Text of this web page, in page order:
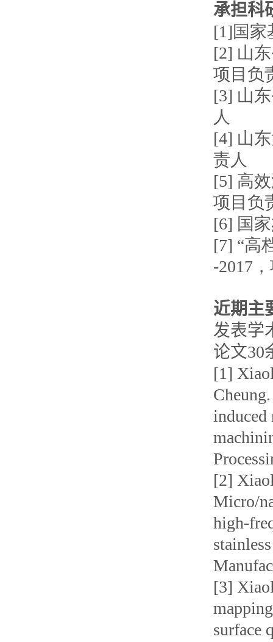
承担科
[1]国家
[2] 山
项目负
[3] 山
人
[4] 山
责人
[5] 高
项目负
[6] 国
[7] “高
-2017
近期主
发表学
论文30
[1]
[2]
Micro/
high-
[3]
surface